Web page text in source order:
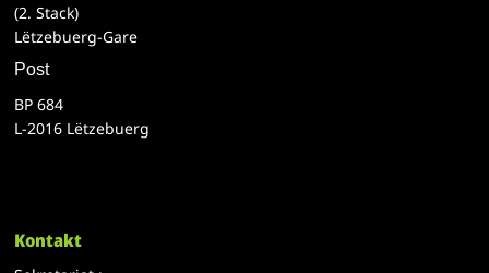
(2. Stack)
Lëtzebuerg-Gare
Post
BP 684
L-2016 Lëtzebuerg
Kontakt